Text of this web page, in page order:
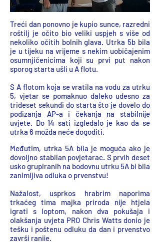
Treći dan ponovno je kupio sunce, razredni
roštilj je očito bio veliki uspjeh s više od
nekoliko očitih bolnih glava. Utrka 5b bila
je u tijeku na vrijeme s nekim uobičajenim
osumnjičenicima koji su prvi put nakon
sporog starta ušli u A flotu.
S A flotom koja se vratila na vodu za utrku
5, vjetar se pomaknuo daleko udesno za
trideset sekundi do starta što je dovelo do
podizanja AP-a i čekanja na stabilnije
uvjete. Do 14 sati izgledalo je kao da se
utrka 6 možda neće dogoditi.
Međutim, utrka 5A bila je moguća ako je
dovoljno stabilan povjetarac. S prvih deset
usko grupiranih na bodovnu utrku 5A bi bila
zanimljiva odluka o prvenstvu!
Nažalost, usprkos hrabrim naporima
trkaćeg tima majka priroda nije htjela
igrati s loptom, nakon dva pokušaja i
olakšanja uvjeta PRO Chris Watts donio je
tešku i poštenu odluku da dan i prvenstvo
završi ranije.